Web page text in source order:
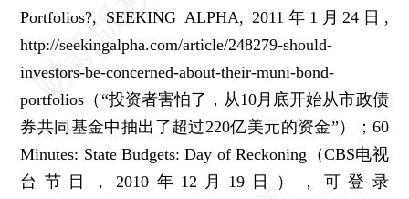
Portfolios?, SEEKING ALPHA, 2011年1月24日,
http://seekingalpha.com/article/248279-should-
investors-be-concerned-about-their-muni-bond-
portfolios（“投资者害怕了，从10月底开始从市政债
券共同基金中抽出了超过220亿美元的资金”）；60
Minutes: State Budgets: Day of Reckoning（CBS电视
台节目，2010年12月19日），可登录